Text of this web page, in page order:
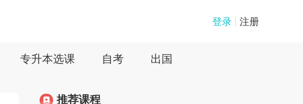
登录 注册
专升本选课 自考 出国
推荐课程